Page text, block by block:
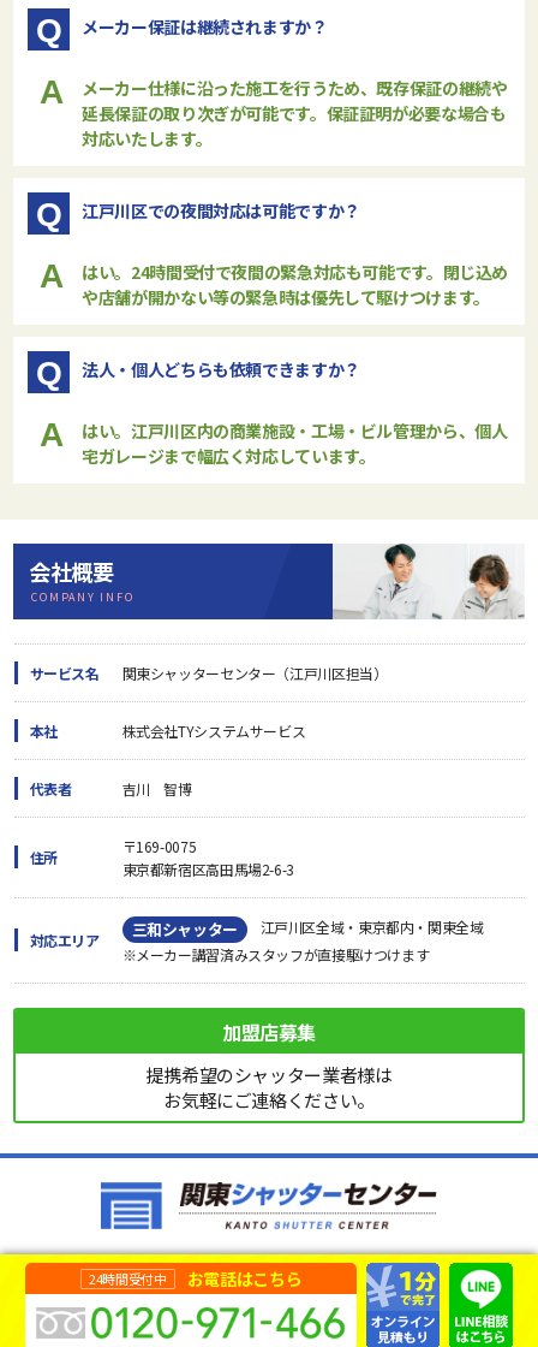
Q メーカー保証は継続されますか？
A
メーカー仕様に沿った施工を行うため、既存保証の継続や
延長保証の取り次ぎが可能です。保証証明が必要な場合も
対応いたします。
Q 江戸川区での夜間対応は可能ですか？
A
はい。24時間受付で夜間の緊急対応も可能です。閉じ込め
や店舗が開かない等の緊急時は優先して駆けつけます。
Q 法人・個人どちらも依頼できますか？
A
はい。江戸川区内の商業施設・工場・ビル管理から、個人
宅ガレージまで幅広く対応しています。
会社概要
COMPANY INFO
サービス名 関東シャッターセンター（江戸川区担当）
本社 株式会社TYシステムサービス
代表者 吉川 智博
住所
〒169-0075
東京都新宿区高田馬場2-6-3
対応エリア 三和シャッター
江戸川区全域・東京都内・関東全域
※メーカー講習済みスタッフが直接駆けつけます
加盟店募集
提携希望のシャッター業者様は
お気軽にご連絡ください。
24時間受付中 お電話はこちら